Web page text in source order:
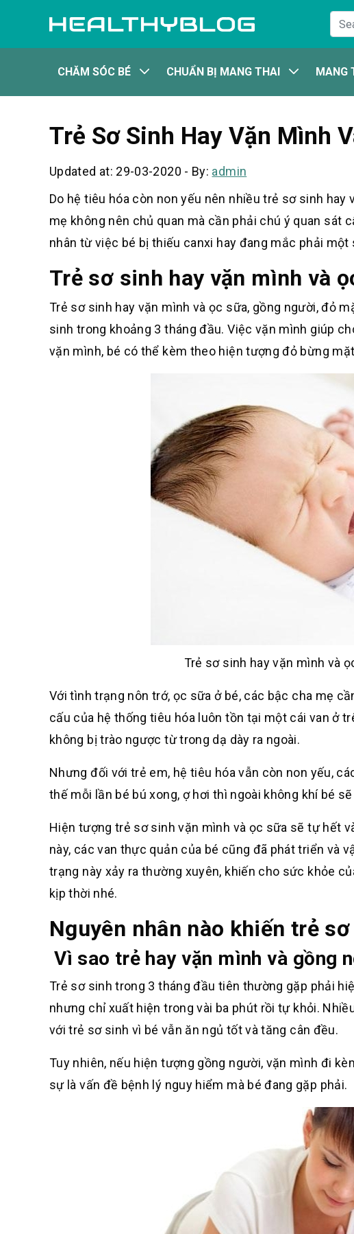
CHĂM SÓC BÉ CHUẨN BỊ MANG THAI MANG
Trẻ Sơ Sinh Hay Vặn Mình
Updated at: 29-03-2020 - By: admin
Do hệ tiêu hóa còn non yếu nên nhiều trẻ sơ sinh
mẹ không nên chủ quan mà cần phải chú ý quan sát
nhân từ việc bé bị thiếu canxi hay đang mắc phải
Trẻ sơ sinh hay vặn mình và
Trẻ sơ sinh hay vặn mình và ọc sữa, gồng người, đỏ
sinh trong khoảng 3 tháng đầu. Việc vặn mình giúp
vặn mình, bé có thể kèm theo hiện tượng đỏ bừng
Trẻ sơ sinh hay vặn mình và
Với tình trạng nôn trớ, ọc sữa ở bé, các bậc cha mẹ
cấu của hệ thống tiêu hóa luôn tồn tại một cái van ở
không bị trào ngược từ trong dạ dày ra ngoài.
Nhưng đối với trẻ em, hệ tiêu hóa vẫn còn non yếu,
thế mỗi lần bé bú xong, ợ hơi thì ngoài không khí bé
Hiện tượng trẻ sơ sinh vặn mình và ọc sữa sẽ tự hết
này, các van thực quản của bé cũng đã phát triển và
trạng này xảy ra thường xuyên, khiến cho sức khỏe
kịp thời nhé.
Nguyên nhân nào khiến trẻ
Vì sao trẻ hay vặn mình và gồng
Trẻ sơ sinh trong 3 tháng đầu tiên thường gặp phải
nhưng chỉ xuất hiện trong vài ba phút rồi tự khỏi.
với trẻ sơ sinh vì bé vẫn ăn ngủ tốt và tăng cân đều.
Tuy nhiên, nếu hiện tượng gồng người, vặn mình đi
sự là vấn đề bệnh lý nguy hiểm mà bé đang gặp phải.